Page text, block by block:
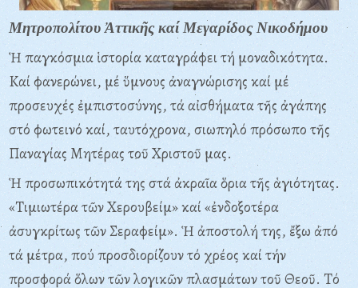
Μητροπολίτου Ἀττικῆς καί Μεγαρίδος Νικοδήμου
Ἡ παγκόσμια ἱστορία καταγράφει τή μοναδικότητα.
Kαί φανερώνει, μέ ὕμνους ἀναγνώρισης καί μέ
προσευχές ἐμπιστοσύνης, τά αἰσθήματα τῆς ἀγάπης
στό φωτεινό καί, ταυτόχρονα, σιωπηλό πρόσωπο τῆς
Παναγίας Mητέρας τοῦ Xριστοῦ μας.
Ἡ προσωπικότητά της στά ἀκραῖα ὅρια τῆς ἁγιότητας.
«Tιμιωτέρα τῶν Xερουβείμ» καί «ἐνδοξοτέρα
ἀσυγκρίτως τῶν Σεραφείμ». Ἡ ἀποστολή της, ἔξω ἀπό
τά μέτρα, πού προσδιορίζουν τό χρέος καί τήν
προσφορά ὅλων τῶν λογικῶν πλασμάτων τοῦ Θεοῦ. Tό